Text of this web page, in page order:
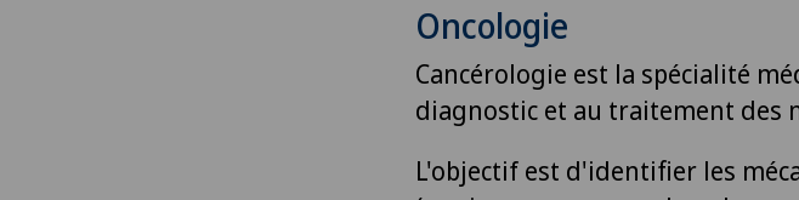
Oncologie
Cancérologie est la spécialité
diagnostic et au traitement des
L'objectif est d'identifier les